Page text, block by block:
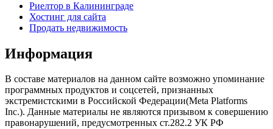
Риелтор в Калининграде
Хостинг для сайта
Продать недвижимость
Информация
В составе материалов на данном сайте возможно упоминание
программных продуктов и соцсетей, признанных
экстремистскими в Российской Федерации(Meta Platforms
Inc.). Данные материалы не являются призывом к совершению
правонарушений, предусмотренных ст.282.2 УК РФ